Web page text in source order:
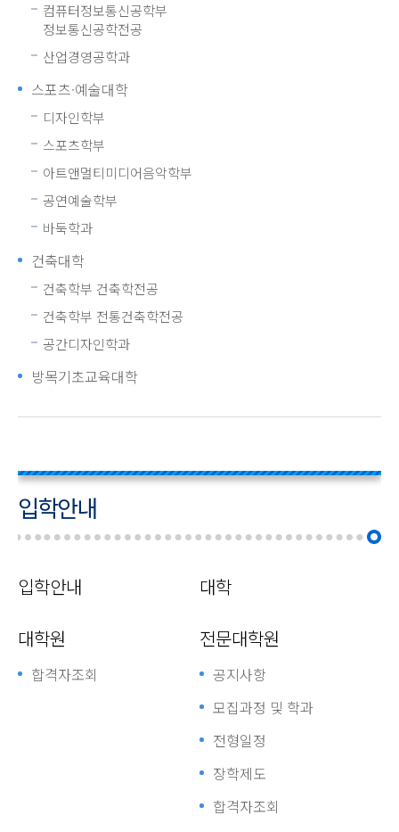
컴퓨터정보통신공학부
정보통신공학전공
산업경영공학과
스포츠·예술대학
디자인학부
스포츠학부
아트앤멀티미디어음악학부
공연예술학부
바둑학과
건축대학
건축학부 건축학전공
건축학부 전통건축학전공
공간디자인학과
방목기초교육대학
입학안내
입학안내
대학
대학원
합격자조회
전문대학원
공지사항
모집과정 및 학과
전형일정
장학제도
합격자조회